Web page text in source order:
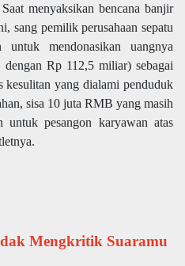
menyaksikan bencana banjir
sang pemilik perusahaan sepatu
untuk mendonasikan uangnya
Rp 112,5 miliar) sebagai
kesulitan yang dialami penduduk
sisa 10 juta RMB yang masih
pesangon karyawan atas
Mengkritik Suaramu